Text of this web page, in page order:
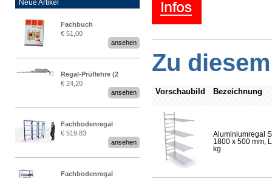
Neue Artikel
Fachbuch
„Regalprüfung nach DIN
€ 51,00
ansehen
Regal-Prüflehre (2
Stück)
€ 24,20
ansehen
Fachbodenregal
Stecksystem MultiPlus
2,25 Meter breit
€ 519,83
ansehen
Fachbodenregal
Zu
Vorschaubild Bezeichnung
Aluminiumregal
1800 x 500 mm,
kg